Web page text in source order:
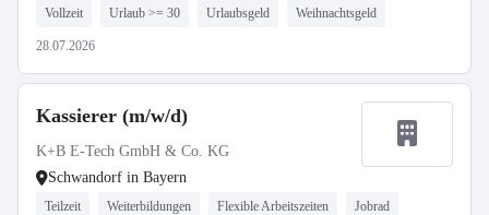
Vollzeit Urlaub >= 30 Urlaubsgeld Weihnachtsgeld
28.07.2026
Kassierer (m/w/d)
K+B E-Tech GmbH & Co. KG
Schwandorf in Bayern
Teilzeit Weiterbildungen Flexible Arbeitszeiten Jobrad